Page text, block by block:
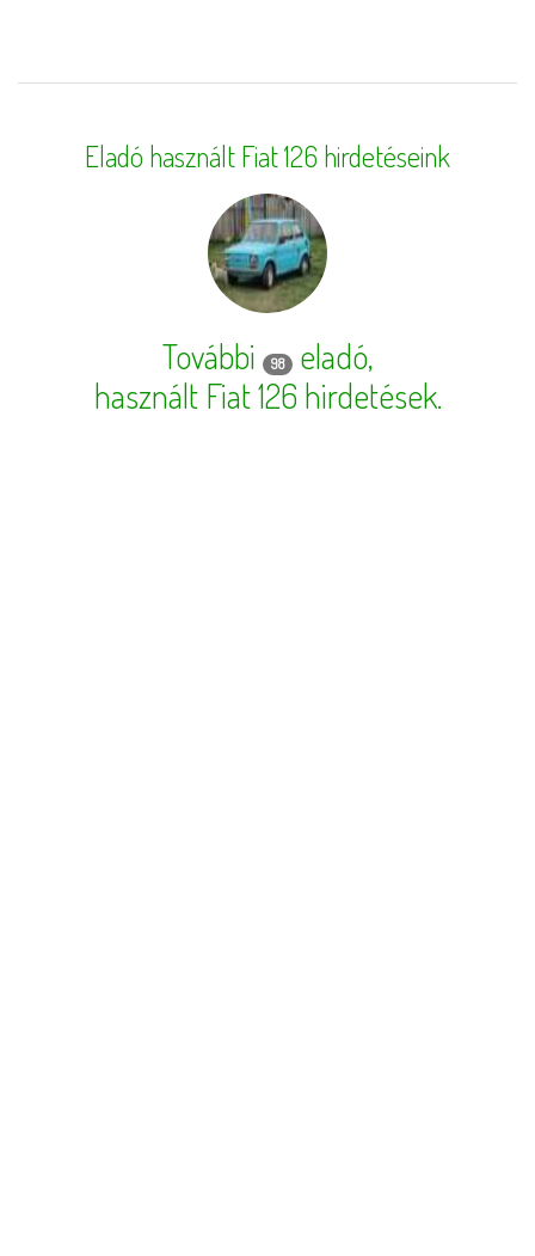
Eladó használt Fiat 126 hirdetéseink
További 98 eladó,
használt Fiat 126 hirdetések.